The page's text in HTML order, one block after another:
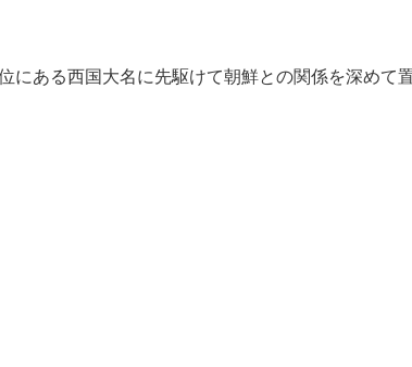
ある西国大名に先駆けて朝鮮との関係を深めて